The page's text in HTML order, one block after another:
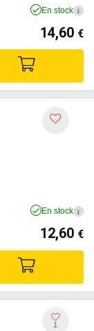
En stock i
14,60 €
En stock i
12,60 €
1